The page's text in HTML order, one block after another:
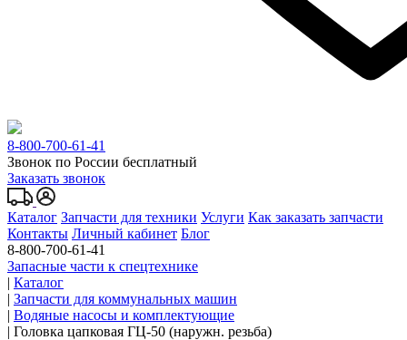
8-800-700-61-41
Звонок по России бесплатный
Заказать звонок
Каталог Запчасти для техники Услуги Как заказать запчасти
Контакты Личный кабинет Блог
8-800-700-61-41
Запасные части к спецтехнике
| Каталог
| Запчасти для коммунальных машин
| Водяные насосы и комплектующие
| Головка цапковая ГЦ-50 (наружн. резьба)